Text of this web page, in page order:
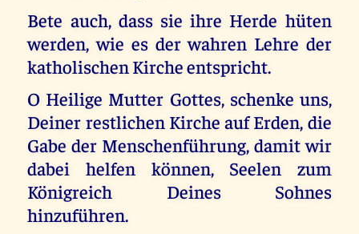
Bete auch, dass sie ihre Herde hüten
werden, wie es der wahren Lehre der
katholischen Kirche entspricht.
O Heilige Mutter Gottes, schenke uns,
Deiner restlichen Kirche auf Erden, die
Gabe der Menschenführung, damit wir
dabei helfen können, Seelen zum
Königreich Deines Sohnes
hinzuführen.